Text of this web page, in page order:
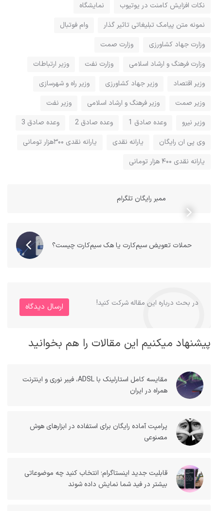
نکات افزایش کامنت در یوتیوب
نمایشگاه
نمونه متن پیامک تبلیغاتی تاثیر گذار
وام فوتبال
وزارت جهاد کشاورزی
وزارت صمت
وزارت فرهنگ و ارشاد اسلامی
وزارت نفت
وزیر ارتباطات
وزیر اقتصاد
وزیر جهاد کشاورزی
وزیر راه و شهرسازی
وزیر صمت
وزیر فرهنگ و ارشاد اسلامی
وزیر نفت
وزیر نیرو
وعده صادق 1 وعده صادق 2
وعده صادق 3
وی پی ان رایگان
یارانه نقدی
یارانه نقدی ۳۰۰هزار تومانی
یارانه نقدی ۴۰۰ هزار تومانی
ممبر رایگان تلگرام
حملات تعویض سیم‌کارت یا هک سیم‌کارت چیست؟
در بحث درباره این مقاله شرکت کنید! ارسال دیدگاه
پیشنهاد میکنیم این مقالات را هم بخوانید
مقایسه کامل استارلینک با ADSL، فیبر نوری و اینترنت
همراه در ایران
پرامپت آماده رایگان برای استفاده در ابزارهای هوش
مصنوعی
قابلیت جدید اینستاگرام؛ انتخاب کنید چه موضوعاتی
بیشتر در فید شما نمایش داده شوند